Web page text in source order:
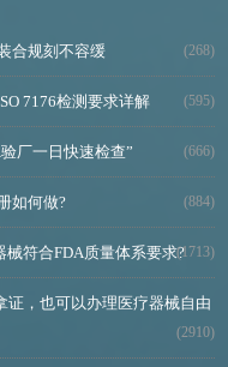
合规刻不容缓 (268)
7176检测要求详解 (595)
厂一日快速检查” (666)
如何做? (884)
符合FDA质量体系要求?(1713)
证，也可以办理医疗器械自由
(2910)